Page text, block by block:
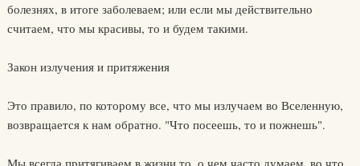
болезнях, в итоге заболеваем; или если мы действительно
считаем, что мы красивы, то и будем такими.
Закон излучения и притяжения
Это правило, по которому все, что мы излучаем во Вселенную,
возвращается к нам обратно. "Что посеешь, то и пожнешь".
Мы всегда притягиваем в жизни то, о чем часто думаем, во что